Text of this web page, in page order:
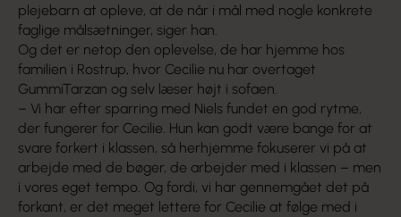
plejebarn at opleve, at de når i mål med nogle konkrete
faglige målsætninger, siger han.
Og det er netop den oplevelse, de har hjemme hos
familien i Rostrup, hvor Cecilie nu har overtaget
GummiTarzan og selv læser højt i sofaen.
– Vi har efter sparring med Niels fundet en god rytme,
der fungerer for Cecilie. Hun kan godt være bange for at
svare forkert i klassen, så herhjemme fokuserer vi på at
arbejde med de bøger, de arbejder med i klassen – men
i vores eget tempo. Og fordi, vi har gennemgået det på
forkant, er det meget lettere for Cecilie at følge med i